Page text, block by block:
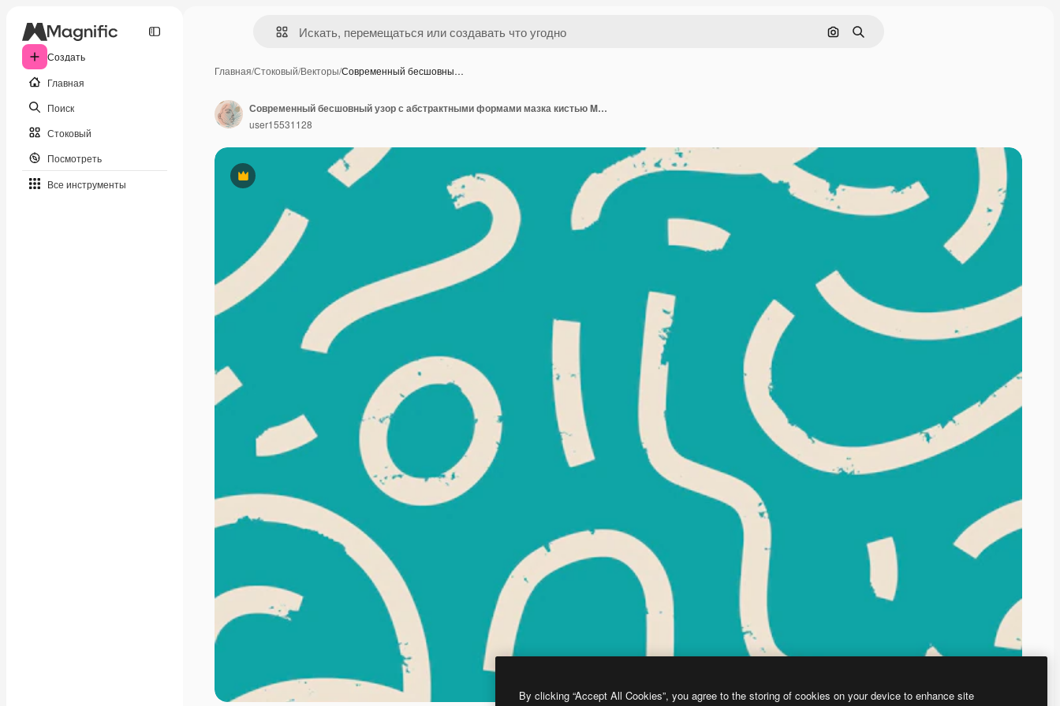
Создать
Главная
Поиск
Стоковый
Посмотреть
Все инструменты
Поиск по изображению
Поиск
Главная/Стоковый/Векторы/Современный бесшовны…
Премиум
Современный бесшовный узор с абстрактными формами мазка кистью Minimal line и линиями ретро-цветов
user15531128
By clicking “Accept All Cookies”, you agree to the storing of cookies on your device to enhance site